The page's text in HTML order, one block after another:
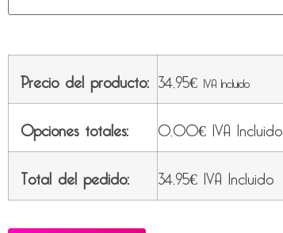
Precio del producto: 34,95€ IVA Incluido
Opciones totales: 0,00€ IVA Incluido
Total del pedido:
34,95€ IVA Incluido